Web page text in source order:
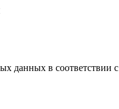
данных в соответствии с